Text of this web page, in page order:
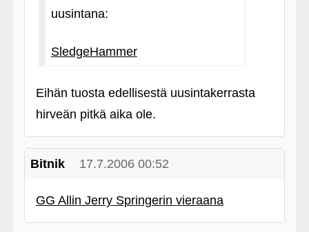
uusintana:
SledgeHammer
Eihän tuosta edellisestä uusintakerrasta
hirveän pitkä aika ole.
Bitnik 17.7.2006 00:52
GG Allin Jerry Springerin vieraana